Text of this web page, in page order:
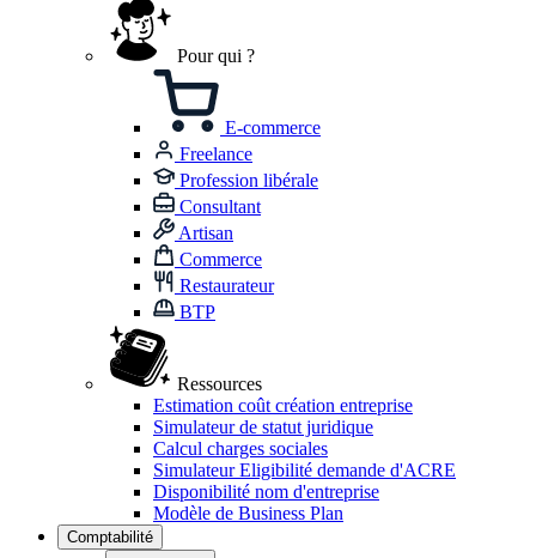
Pour qui ?
E-commerce
Freelance
Profession libérale
Consultant
Artisan
Commerce
Restaurateur
BTP
Ressources
Estimation coût création entreprise
Simulateur de statut juridique
Calcul charges sociales
Simulateur Eligibilité demande d'ACRE
Disponibilité nom d'entreprise
Modèle de Business Plan
Comptabilité